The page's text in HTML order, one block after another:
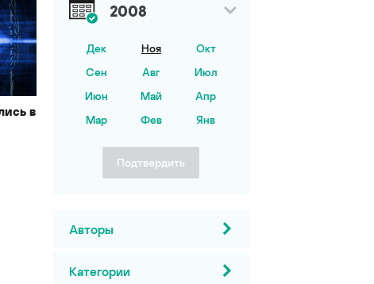
в
2008
Дек Ноя
Окт
Сен
Авг
Июл
Июн
Май
Апр
Мар
Фев Янв
Подтвердить
Авторы
Категории